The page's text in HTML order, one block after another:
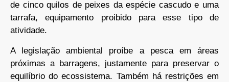
de cinco quilos de peixes da espécie cascudo e uma
tarrafa, equipamento proibido para esse tipo de
atividade.
A legislação ambiental proíbe a pesca em áreas
próximas a barragens, justamente para preservar o
equilíbrio do ecossistema. Também há restrições em